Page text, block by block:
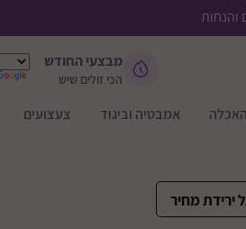
והנחות
האכלה אמבטיה וביגוד צעצועים
מבצעי החודש
הכי זולים שיש
ירידת מחיר